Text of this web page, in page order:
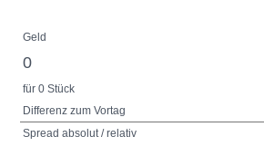
Geld
0
für 0 Stück
Differenz zum Vortag
Spread absolut / relativ